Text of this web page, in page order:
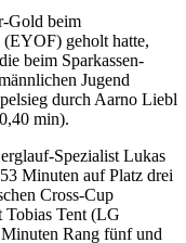
Gold beim
(EYOF) geholt hatte,
beim Sparkassen-
Jugend
durch Aarno Liebl
min).
Spezialist Lukas
Minuten auf Platz drei
Cross-Cup
Tobias Tent (LG
Rang fünf und